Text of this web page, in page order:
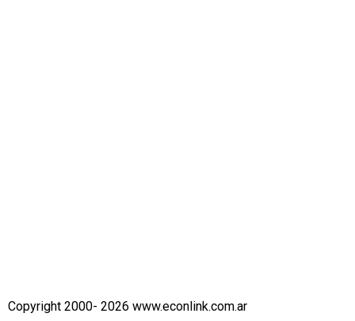
Copyright 2000- 2026 www.econlink.com.ar